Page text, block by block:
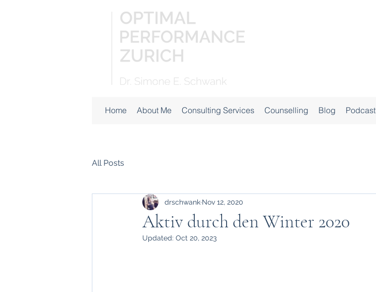
Home About Me Consulting Services Counselling Blog Podcast
All Posts
Aktiv durch den Winter 2020
drschwank Nov 12, 2020
Updated: Oct 20, 2023